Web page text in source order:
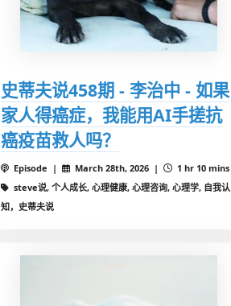
史蒂夫说458期 - 李治中 - 如果
家人得癌症，我能用AI手搓抗
癌疫苗救人吗？
Episode | March 28th, 2026 |
1 hr 10 mins
steve说, 个人成长, 心理健康, 心理咨询, 心理学, 自我认
知，史蒂夫说